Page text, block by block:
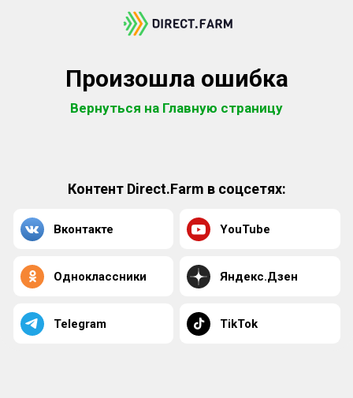
Произошла ошибка
Вернуться на Главную страницу
Контент Direct.Farm в соцсетях:
Вконтакте YouTube
Одноклассники Яндекс.Дзен
Telegram TikTok